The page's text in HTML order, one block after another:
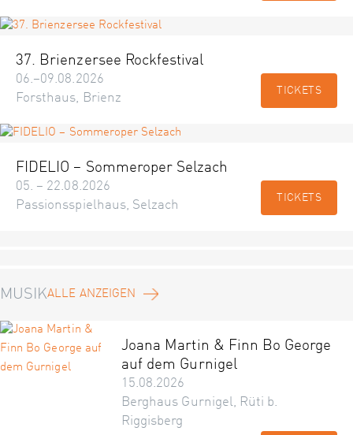
37. Brienzersee Rockfestival
06.–09.08.2026
Forsthaus, Brienz
TICKETS
FIDELIO – Sommeroper Selzach
05. – 22.08.2026
Passionsspielhaus, Selzach
TICKETS
MUSIKALLE ANZEIGEN
Joana Martin & Finn Bo George
auf dem Gurnigel
15.08.2026
Berghaus Gurnigel, Rüti b.
Riggisberg